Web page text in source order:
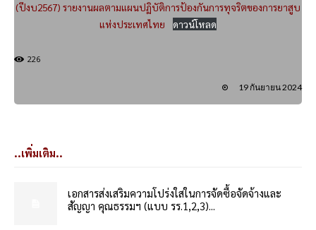
(ปีงบ2567) รายงานผลตามแผนปฏิบัติการป้องกันการทุจริตของการยาสูบ
แห่งประเทศไทย
ดาวน์โหลด
226
19 กันยายน 2024
..เพิ่มเติม..
เอกสารส่งเสริมความโปร่งใสในการจัดซื้อจัดจ้างและ
สัญญา คุณธรรมฯ (แบบ รร.1,2,3)...